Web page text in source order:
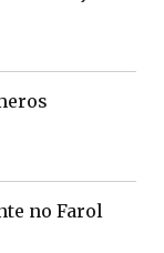
no Farol